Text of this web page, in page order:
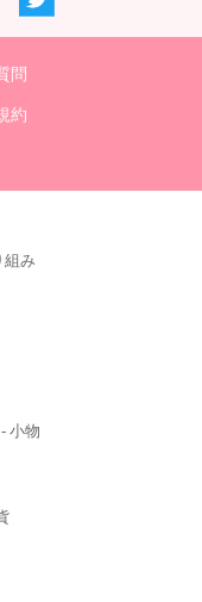
問
約
組み
小物